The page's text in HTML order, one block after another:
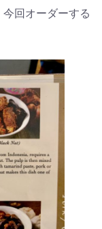
回オーダーする